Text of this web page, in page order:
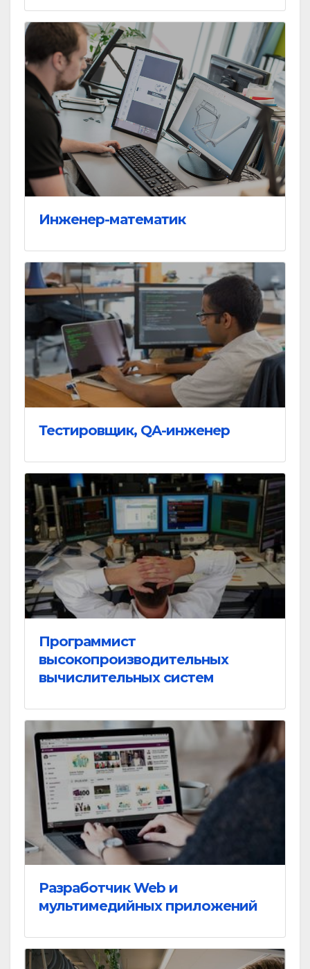
Инженер-математик
Тестировщик, QA-инженер
Программист
высокопроизводительных
вычислительных систем
Разработчик Web и
мультимедийных приложений